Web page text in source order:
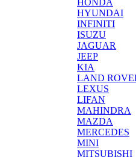
HONDA
HYUNDAI
INFINITI
ISUZU
JAGUAR
JEEP
KIA
LAND
LEXUS
LIFAN
MAHINDRA
MAZDA
MERCEDES
MINI
MITSUBISHI